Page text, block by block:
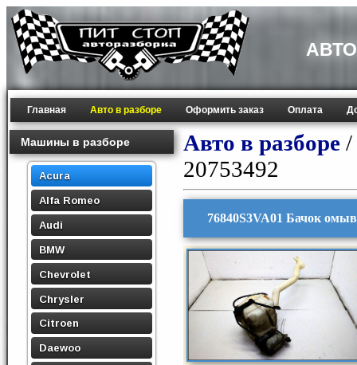
Главная Авто в разборе Оформить заказ Оплата
Машины в разборе
Acura
Alfa Romeo
Audi
BMW
Chevrolet
Chrysler
Citroen
Daewoo
Авто в разборе /
20753492
76840S3VA01 Бачок